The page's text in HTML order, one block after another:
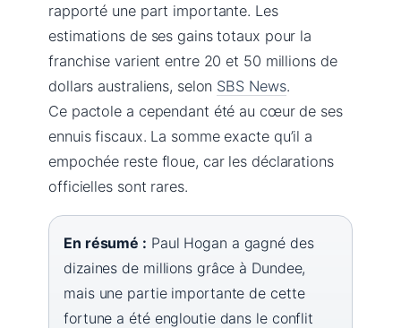
rapporté une part importante. Les
estimations de ses gains totaux pour la
franchise varient entre 20 et 50 millions de
dollars australiens, selon SBS News.
Ce pactole a cependant été au cœur de ses
ennuis fiscaux. La somme exacte qu’il a
empochée reste floue, car les déclarations
officielles sont rares.
En résumé : Paul Hogan a gagné des
dizaines de millions grâce à Dundee,
mais une partie importante de cette
fortune a été engloutie dans le conflit